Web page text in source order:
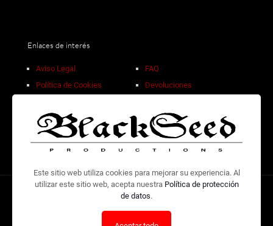
Enlaces de interés
Aviso Legal
Política de Cookies
Condiciones de Venta
FAQ
Devoluciones
Contacto
Adolfo WB| Check and listen to our own
releases at theBlackSeed Productions Bandcamp.
Este sitio web utiliza cookies para mejorar su experiencia. Al
utilizar este sitio web, acepta nuestra Política de protección
de datos.